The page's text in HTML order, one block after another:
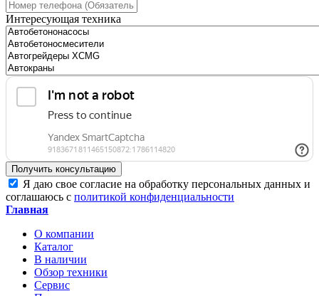
Интересующая техника
Получить консультацию
Я даю свое согласие на обработку персональных данных и
соглашаюсь с политикой конфиденциальности
Главная
О компании
Каталог
В наличии
Обзор техники
Сервис